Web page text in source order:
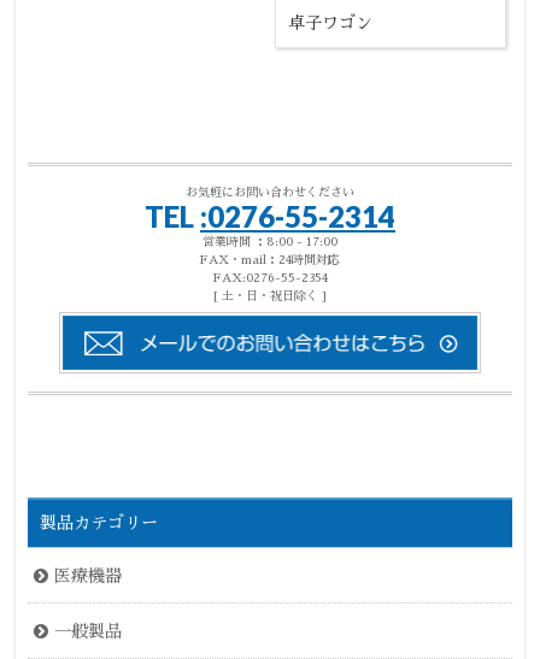
卓子ワゴン
お気軽にお問い合わせください
TEL :0276-55-2314
営業時間 ：8:00 - 17:00
FAX・mail：24時間対応
FAX:0276-55-2354
[ 土・日・祝日除く ]
製品カテゴリー
医療機器
一般製品